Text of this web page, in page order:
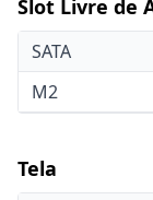
Slot Livre de
SATA
M2
Tela